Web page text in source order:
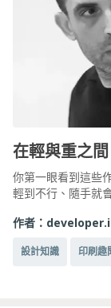
在輕與重之
你第一眼看到這些
輕到不行、隨手就
作者：
設計知識 印刷趣